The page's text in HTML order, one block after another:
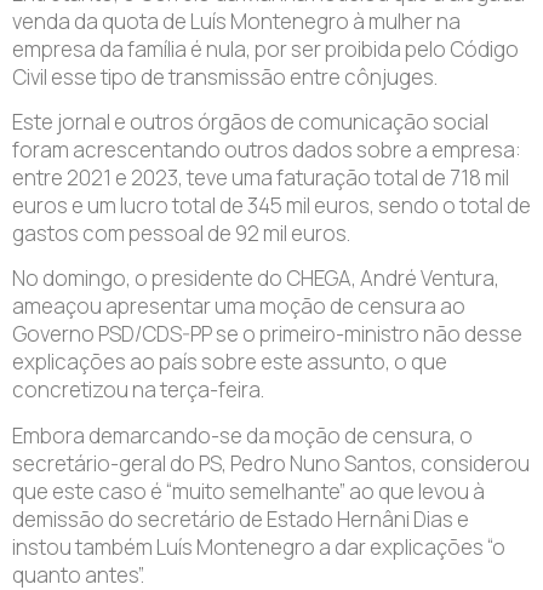
venda da quota de Luís Montenegro à mulher na
empresa da família é nula, por ser proibida pelo Código
Civil esse tipo de transmissão entre cônjuges.
Este jornal e outros órgãos de comunicação social
foram acrescentando outros dados sobre a empresa:
entre 2021 e 2023, teve uma faturação total de 718 mil
euros e um lucro total de 345 mil euros, sendo o total de
gastos com pessoal de 92 mil euros.
No domingo, o presidente do CHEGA, André Ventura,
ameaçou apresentar uma moção de censura ao
Governo PSD/CDS-PP se o primeiro-ministro não desse
explicações ao país sobre este assunto, o que
concretizou na terça-feira.
Embora demarcando-se da moção de censura, o
secretário-geral do PS, Pedro Nuno Santos, considerou
que este caso é “muito semelhante” ao que levou à
demissão do secretário de Estado Hernâni Dias e
instou também Luís Montenegro a dar explicações “o
quanto antes”.